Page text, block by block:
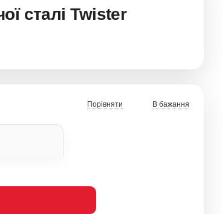
сталі Twister
Порівняти В бажання